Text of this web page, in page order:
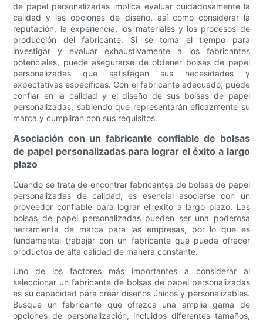
de papel personalizadas implica evaluar cuidadosamente la
calidad y las opciones de diseño, así como considerar la
reputación, la experiencia, los materiales y los procesos de
producción del fabricante. Si se toma el tiempo para
investigar y evaluar exhaustivamente a los fabricantes
potenciales, puede asegurarse de obtener bolsas de papel
personalizadas que satisfagan sus necesidades y
expectativas específicas. Con el fabricante adecuado, puede
confiar en la calidad y el diseño de sus bolsas de papel
personalizadas, sabiendo que representarán eficazmente su
marca y cumplirán con sus requisitos.
Asociación con un fabricante confiable de bolsas
de papel personalizadas para lograr el éxito a largo
plazo
Cuando se trata de encontrar fabricantes de bolsas de papel
personalizadas de calidad, es esencial asociarse con un
proveedor confiable para lograr el éxito a largo plazo. Las
bolsas de papel personalizadas pueden ser una poderosa
herramienta de marca para las empresas, por lo que es
fundamental trabajar con un fabricante que pueda ofrecer
productos de alta calidad de manera constante.
Uno de los factores más importantes a considerar al
seleccionar un fabricante de bolsas de papel personalizadas
es su capacidad para crear diseños únicos y personalizables.
Busque un fabricante que ofrezca una amplia gama de
opciones de personalización, incluidos diferentes tamaños,